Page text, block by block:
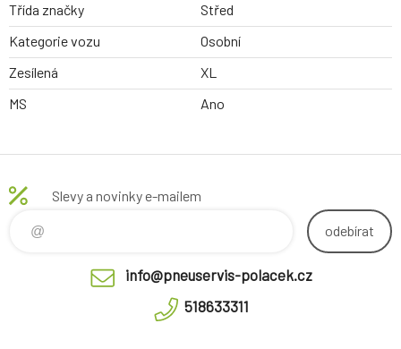
Třída značky
Střed
Kategorie vozu
Osobní
Zesílená
XL
MS
Ano
Slevy a novinky e-mailem
odebírat
info@pneuservis-polacek.cz
518633311